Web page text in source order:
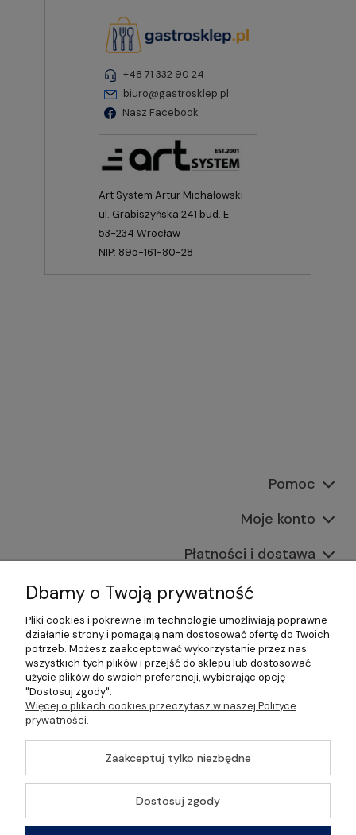
+48 71 332 90 24
biuro@gastrosklep.pl
Nasz Facebook
Art System Artur Michałowski
ul. Grabiszyńska 241 bud. E
53-234 Wrocław
NIP: 895-161-80-28
Pomoc
Moje konto
Płatności i dostawa
Informacje
O nas
©2026 Wszelkie Prawa Zastrzeżone | Gastrosklep |
Wyposażenie gastronomii, restauracji oraz barów
Szablon Master byEcommercy
Pokaż pełną wersję strony
Dbamy o Twoją prywatność
Pliki cookies i pokrewne im technologie umożliwiają poprawne
działanie strony i pomagają nam dostosować ofertę do Twoich
potrzeb. Możesz zaakceptować wykorzystanie przez nas
wszystkich tych plików i przejść do sklepu lub dostosować
użycie plików do swoich preferencji, wybierając opcję
"Dostosuj zgody".
Więcej o plikach cookies przeczytasz w naszej Polityce
prywatności.
Zaakceptuj tylko niezbędne
Dostosuj zgody